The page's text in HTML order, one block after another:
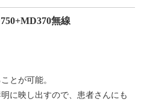
無線
とが可能。
に映し出すので、患者さんにも